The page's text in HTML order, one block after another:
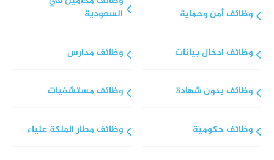
وظائف أمن وحماية
وظائف ادخال بيانات
وظائف بدون شهادة
وظائف حكومية
السعودية
وظائف مدارس
وظائف مستشفيات
وظائف مطار الملكة علياء